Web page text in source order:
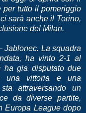
per tutto il pomeriggio
sarà anche il Torino,
del Milan.
Jablonec. La squadra
ha vinto 2-1 al
ha gia disputato due
una vittoria e una
attraversando un
da diverse partite,
Europa League dopo